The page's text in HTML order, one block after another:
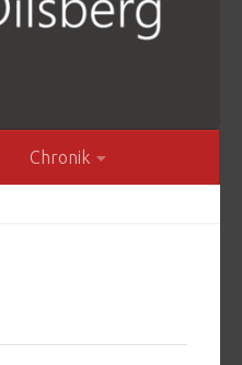
Chronik